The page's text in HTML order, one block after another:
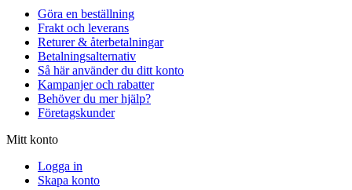
Göra en beställning
Frakt och leverans
Returer & återbetalningar
Betalningsalternativ
Så här använder du ditt konto
Kampanjer och rabatter
Behöver du mer hjälp?
Företagskunder
Mitt konto
Logga in
Skapa konto